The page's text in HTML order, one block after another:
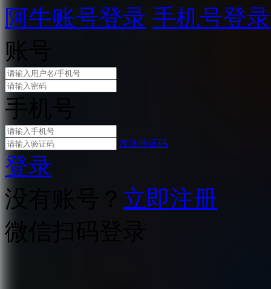
阿牛账号登录 手机号登录
账号
手机号
发送验证码
登录
没有账号？ 立即注册
微信扫码登录